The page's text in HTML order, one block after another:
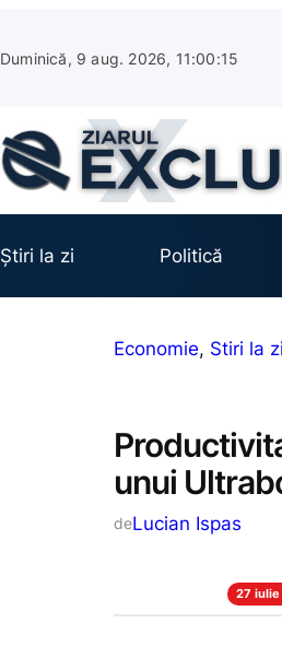
Duminică, 9 aug. 2026, 11:00:16
Știri la zi Politică
Economie, Stiri la zi
unui
deLucian Ispas
27